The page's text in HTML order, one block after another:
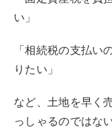
い」
「相続税の支払い
りたい」
など、土地を早く
っしゃるのではな